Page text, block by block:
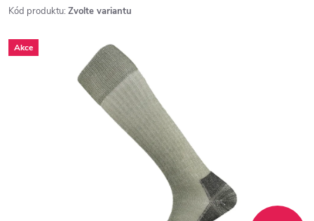
Kód produktu: Zvolte variantu
Akce